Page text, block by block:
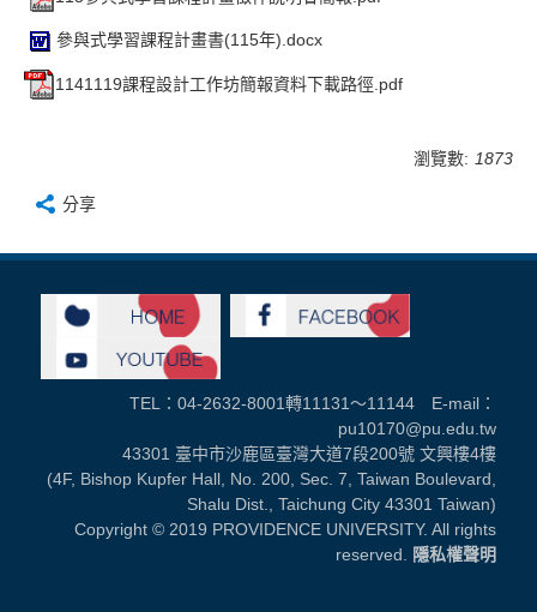
參與式學習課程計畫書(115年).docx
1141119課程設計工作坊簡報資料下載路徑.pdf
瀏覽數: 1873
分享
TEL：04-2632-8001轉11131～11144 E-mail：
pu10170@pu.edu.tw
43301 臺中市沙鹿區臺灣大道7段200號 文興樓4樓
(4F, Bishop Kupfer Hall, No. 200, Sec. 7, Taiwan Boulevard,
Shalu Dist., Taichung City 43301 Taiwan)
Copyright © 2019 PROVIDENCE UNIVERSITY. All rights
reserved.
隱私權聲明